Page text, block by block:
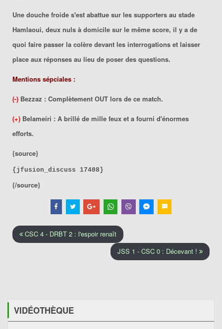
Une douche froide s'est abattue sur les supporters au stade
Hamlaoui, deux nuls à domicile sur le même score, il y a de
quoi faire passer la colère devant les interrogations et laisser
place aux réponses au lieu de poser des questions.
Mentions sépciales :
(-) Bezzaz : Complètement OUT lors de ce match.
(+) Belameiri : A brillé de mille feux et a fourni d'énormes
efforts.
{source}
{jfusion_discuss 17408}
{/source}
CSC 4 - DRBT 2 : l'espoir renaît
JSS 1 - CSC 0 : Décevant !
VIDÉOTHÈQUE